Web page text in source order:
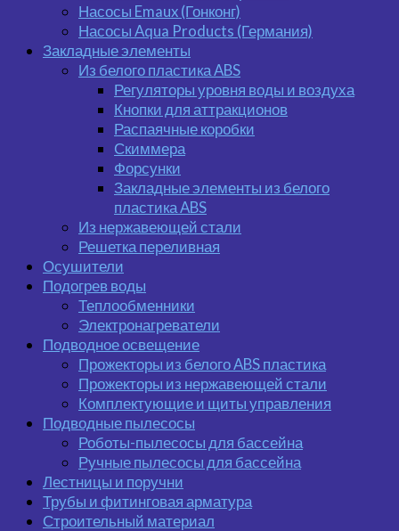
Насосы Emaux (Гонконг)
Насосы Aqua Products (Германия)
Закладные элементы
Из белого пластика ABS
Регуляторы уровня воды и воздуха
Кнопки для аттракционов
Распаячные коробки
Скиммера
Форсунки
Закладные элементы из белого
пластика ABS
Из нержавеющей стали
Решетка переливная
Осушители
Подогрев воды
Теплообменники
Электронагреватели
Подводное освещение
Прожекторы из белого ABS пластика
Прожекторы из нержавеющей стали
Комплектующие и щиты управления
Подводные пылесосы
Роботы-пылесосы для бассейна
Ручные пылесосы для бассейна
Лестницы и поручни
Трубы и фитинговая арматура
Строительный материал